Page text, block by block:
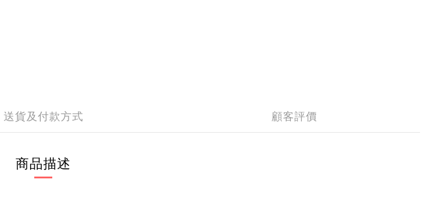
送貨及付款方式 顧客評價
商品描述